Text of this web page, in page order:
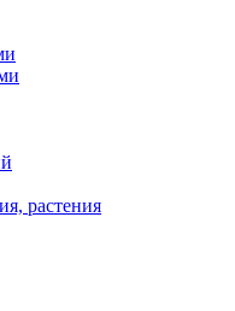
растения